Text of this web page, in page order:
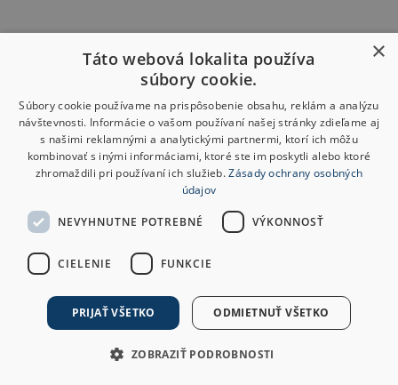
×
Táto webová lokalita používa
súbory cookie.
Súbory cookie používame na prispôsobenie obsahu, reklám a analýzu
návštevnosti. Informácie o vašom používaní našej stránky zdieľame aj
s našimi reklamnými a analytickými partnermi, ktorí ich môžu
kombinovať s inými informáciami, ktoré ste im poskytli alebo ktoré
zhromaždili pri používaní ich služieb.Zásady ochrany osobných
údajov
NEVYHNUTNE POTREBNÉ VÝKONNOSŤ
CIELENIE FUNKCIE
PRIJAŤ VŠETKO ODMIETNUŤ VŠETKO
ZOBRAZIŤ PODROBNOSTI